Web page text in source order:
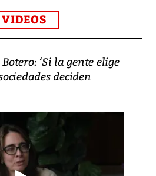
VIDEOS
‘Si la gente elige
deciden